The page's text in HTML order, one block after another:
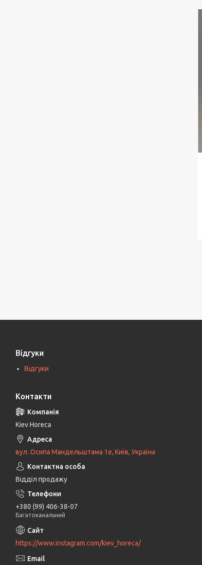
Відгуки
Відгуки
Контакти
Kiev Horeca
вул. Осипа Мандельштама 1е, Київ, Україна
Відділ продажу
+380 (99) 406-38-07
Багатоканальний
https://www.instagram.com/kiev_horeca/